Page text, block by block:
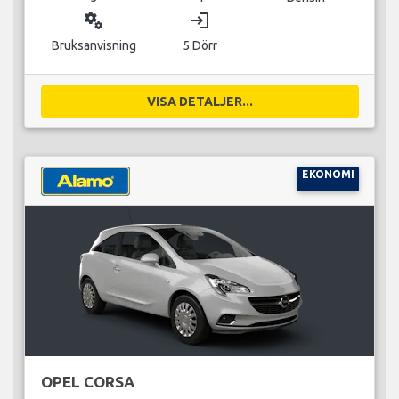
miscellaneous_services
Bruksanvisning
login
5 Dörr
VISA DETALJER...
EKONOMI
OPEL CORSA